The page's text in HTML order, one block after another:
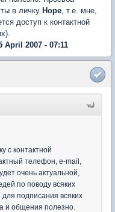
в личку Hope , т.е. мне,
доступ к контактной
April 2007 - 07:11
с контактной
телефон, e-mail,
очень актуальной,
по поводу всяких
подписания всяких
и общения полезно.